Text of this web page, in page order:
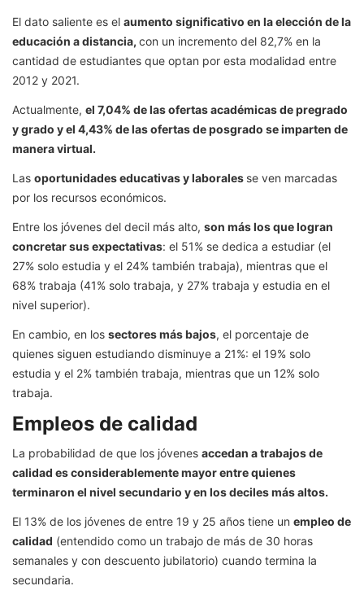
El dato saliente es el aumento significativo en la elección de la
educación a distancia, con un incremento del 82,7% en la
cantidad de estudiantes que optan por esta modalidad entre
2012 y 2021.
Actualmente, el 7,04% de las ofertas académicas de pregrado
y grado y el 4,43% de las ofertas de posgrado se imparten de
manera virtual.
Las oportunidades educativas y laborales se ven marcadas
por los recursos económicos.
Entre los jóvenes del decil más alto, son más los que logran
concretar sus expectativas: el 51% se dedica a estudiar (el
27% solo estudia y el 24% también trabaja), mientras que el
68% trabaja (41% solo trabaja, y 27% trabaja y estudia en el
nivel superior).
En cambio, en los sectores más bajos, el porcentaje de
quienes siguen estudiando disminuye a 21%: el 19% solo
estudia y el 2% también trabaja, mientras que un 12% solo
trabaja.
Empleos de calidad
La probabilidad de que los jóvenes accedan a trabajos de
calidad es considerablemente mayor entre quienes
terminaron el nivel secundario y en los deciles más altos.
El 13% de los jóvenes de entre 19 y 25 años tiene un empleo de
calidad (entendido como un trabajo de más de 30 horas
semanales y con descuento jubilatorio) cuando termina la
secundaria.